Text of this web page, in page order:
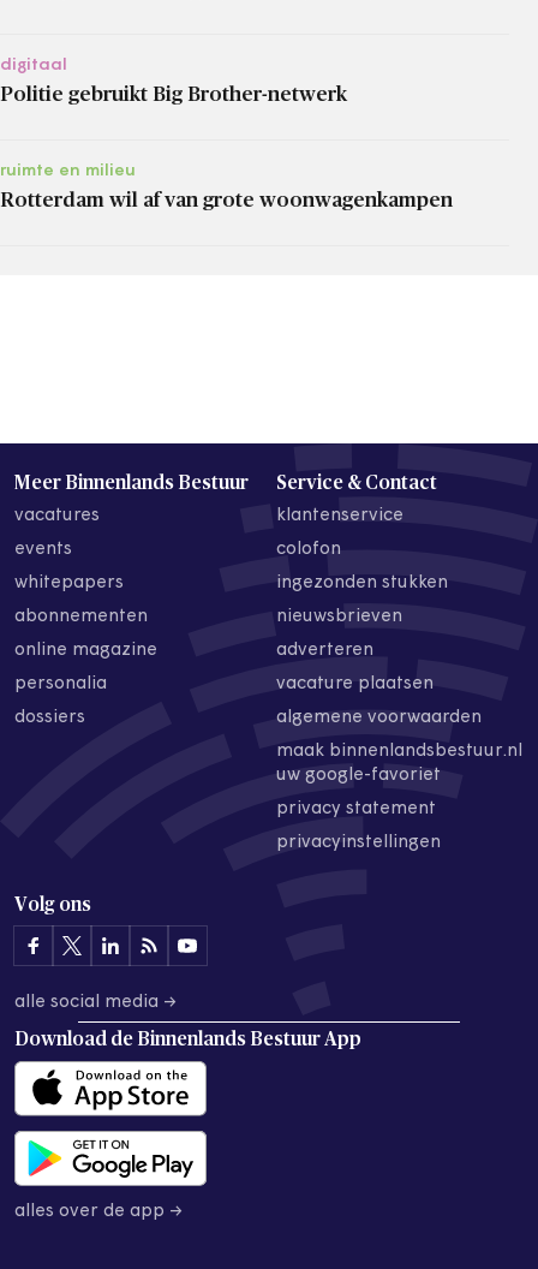
digitaal
Politie gebruikt Big Brother-netwerk
ruimte en milieu
Rotterdam wil af van grote woonwagenkampen
Meer Binnenlands Bestuur
vacatures
events
whitepapers
abonnementen
online magazine
personalia
dossiers
Service & Contact
klantenservice
colofon
ingezonden stukken
nieuwsbrieven
adverteren
vacature plaatsen
algemene voorwaarden
maak binnenlandsbestuur.nl
uw google-favoriet
privacy statement
privacyinstellingen
Volg ons
alle social media →
Download de Binnenlands Bestuur App
alles over de app →